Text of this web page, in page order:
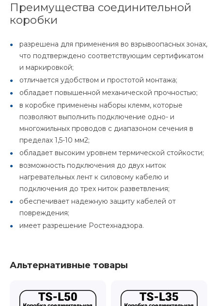
Преимущества соединительной
коробки
разрешена для применения во взрывоопасных зонах,
что подтверждено соответствующим сертификатом
и маркировкой;
отличается удобством и простотой монтажа;
обладает повышенной механической прочностью;
в коробке применены наборы клемм, которые
позволяют выполнить подключение одно- и
многожильных проводов с диапазоном сечения в
пределах 1,5-10 мм2;
обладает высоким уровнем термической стойкости;
возможность подключения до двух ниток
нагревательных лент к силовому кабелю и
подключения до трех ниток разветвления;
обеспечивает надежную защиту кабелей от
повреждения;
имеет разрешение Ростехнадзора.
Альтернативные товары